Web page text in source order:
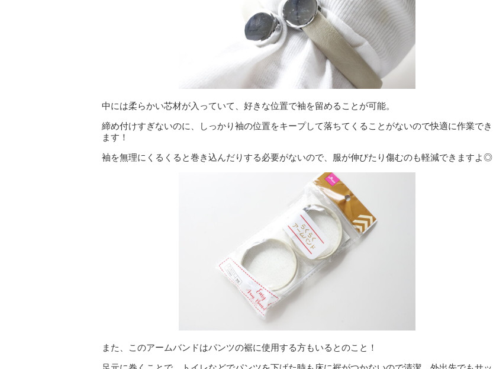
中には柔らかい芯材が入っていて、好きな位置で袖を留めることが可能。
締め付けすぎないのに、しっかり袖の位置をキープして落ちてくることがないので快適に作業でき
ます！
袖を無理にくるくると巻き込んだりする必要がないので、服が伸びたり傷むのも軽減できますよ◎
また、このアームバンドはパンツの裾に使用する方もいるとのこと！